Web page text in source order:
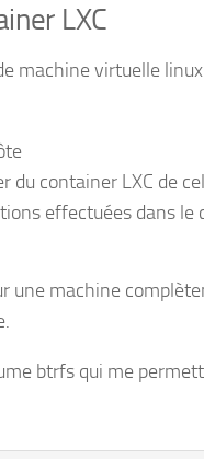
LXC
machine virtuelle
du container LXC de
effectuées dans
une machine
btrfs qui me